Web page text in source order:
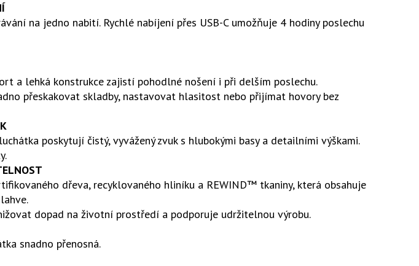
na jedno nabití. Rychlé nabíjení přes USB-C umožňuje 4 hodiny poslechu
a lehká konstrukce zajistí pohodlné nošení i při delším poslechu.
přeskakovat skladby, nastavovat hlasitost nebo přijímat hovory bez
poskytují čistý, vyvážený zvuk s hlubokými basy a detailními výškami.
dřeva, recyklovaného hliníku a REWIND™ tkaniny, která obsahuje
dopad na životní prostředí a podporuje udržitelnou výrobu.
snadno přenosná.